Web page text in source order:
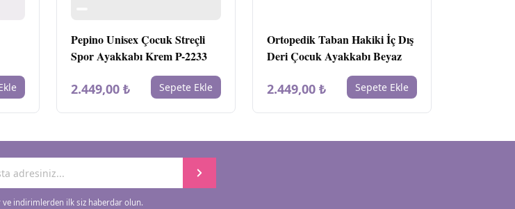
Pepino Unisex Çocuk Streçli
Spor Ayakkabı Krem P-2233
2.449,00 ₺ Sepete Ekle
Ortopedik Taban Hakiki İç Dış
Deri Çocuk Ayakkabı Beyaz
2.449,00 ₺ Sepete Ekle
ve indirimlerden ilk siz haberdar olun.